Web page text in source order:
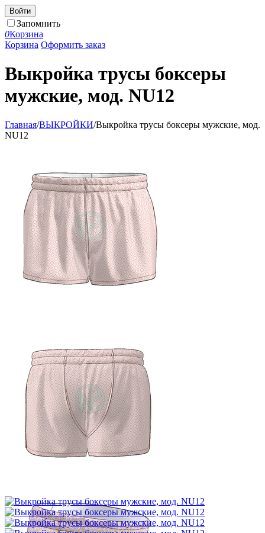
Войти
Запомнить
0Корзина
Корзина Оформить заказ
Выкройка трусы боксеры
мужские, мод. NU12
Главная/ВЫКРОЙКИ/Выкройка трусы боксеры мужские, мод.
NU12